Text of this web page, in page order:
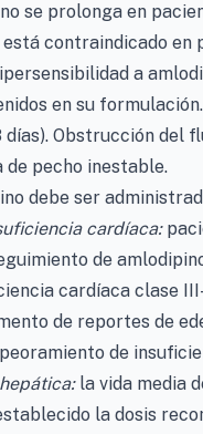
se prolonga en
contraindicado en
a
en su
Obstrucción del
de pecho inestable.
debe ser
cardíaca:
de
cardíaca clase
de reportes de
de
la vida media
la dosis